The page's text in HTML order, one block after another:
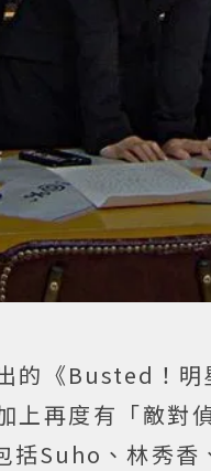
《Busted！明
上再度有「敵對
括Suho、林秀